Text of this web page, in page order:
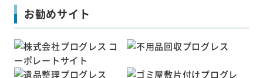
お勧めサイト